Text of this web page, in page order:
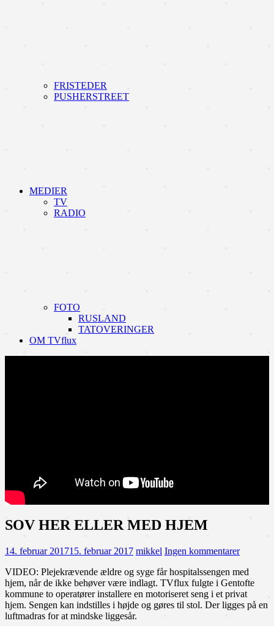
FRISTEDER
PUSHERSTREET
MEDIER
TV
RADIO
FOTO
RUSLAND
TATOVERINGER
OM TVflux
SOV HER ELLER MED HJEM
14. februar 201715. februar 2017 mikkel Ingen kommentarer
VIDEO: Plejekrævende ældre og syge får hospitalssengen med
hjem, når de ikke behøver være indlagt. TVflux fulgte i Gentofte
kommune to operatører installere en motoriseret seng i et privat
hjem. Sengen kan indstilles i højde og gøres til stol. Der ligges på en
luftmadras for at mindske liggesår.